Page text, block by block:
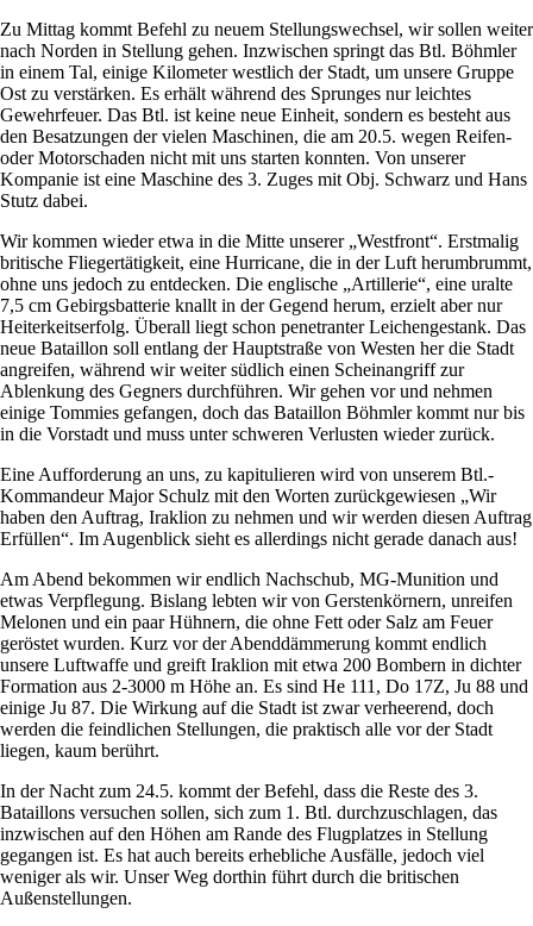
Zu Mittag kommt Befehl zu neuem Stellungswechsel, wir sollen weiter
nach Norden in Stellung gehen. Inzwischen springt das Btl. Böhmler
in einem Tal, einige Kilometer westlich der Stadt, um unsere Gruppe
Ost zu verstärken. Es erhält während des Sprunges nur leichtes
Gewehrfeuer. Das Btl. ist keine neue Einheit, sondern es besteht aus
den Besatzungen der vielen Maschinen, die am 20.5. wegen Reifen-
oder Motorschaden nicht mit uns starten konnten. Von unserer
Kompanie ist eine Maschine des 3. Zuges mit Obj. Schwarz und Hans
Stutz dabei.
Wir kommen wieder etwa in die Mitte unserer Westfront . Erstmalig
britische Fliegertätigkeit, eine Hurricane, die in der Luft herumbrummt,
ohne uns jedoch zu entdecken. Die englische
Artillerie , eine uralte
7,5 cm Gebirgsbatterie knallt in der Gegend herum, erzielt aber nur
Heiterkeitserfolg. Überall liegt schon penetranter Leichengestank. Das
neue Bataillon soll entlang der Hauptstraße von Westen her die Stadt
angreifen, während wir weiter südlich einen Scheinangriff zur
Ablenkung des Gegners durchführen. Wir gehen vor und nehmen
einige Tommies gefangen, doch das Bataillon Böhmler kommt nur bis
in die Vorstadt und muss unter schweren Verlusten wieder zurück.
Eine Aufforderung an uns, zu kapitulieren wird von unserem Btl.-
Kommandeur Major Schulz mit den Worten zurückgewiesen
Wir
haben den Auftrag, Iraklion zu nehmen und wir werden diesen Auftrag
Erfüllen . Im Augenblick sieht es allerdings nicht gerade danach aus!
Am Abend bekommen wir endlich Nachschub, MG-Munition und
etwas Verpflegung. Bislang lebten wir von Gerstenkörnern, unreifen
Melonen und ein paar Hühnern, die ohne Fett oder Salz am Feuer
geröstet wurden. Kurz vor der Abenddämmerung kommt endlich
unsere Luftwaffe und greift Iraklion mit etwa 200 Bombern in dichter
Formation aus 2-3000 m Höhe an. Es sind He 111, Do 17Z, Ju 88 und
einige Ju 87. Die Wirkung auf die Stadt ist zwar verheerend, doch
werden die feindlichen Stellungen, die praktisch alle vor der Stadt
liegen, kaum berührt.
In der Nacht zum 24.5. kommt der Befehl, dass die Reste des 3.
Bataillons versuchen sollen, sich zum 1. Btl. durchzuschlagen, das
inzwischen auf den Höhen am Rande des Flugplatzes in Stellung
gegangen ist. Es hat auch bereits erhebliche Ausfälle, jedoch viel
weniger als wir. Unser Weg dorthin führt durch die britischen
Außenstellungen.